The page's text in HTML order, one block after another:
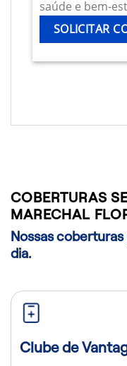
saúde e bem-
SOLICITAR
COBERTURAS
MARECHAL
Nossas
dia.
Clube de